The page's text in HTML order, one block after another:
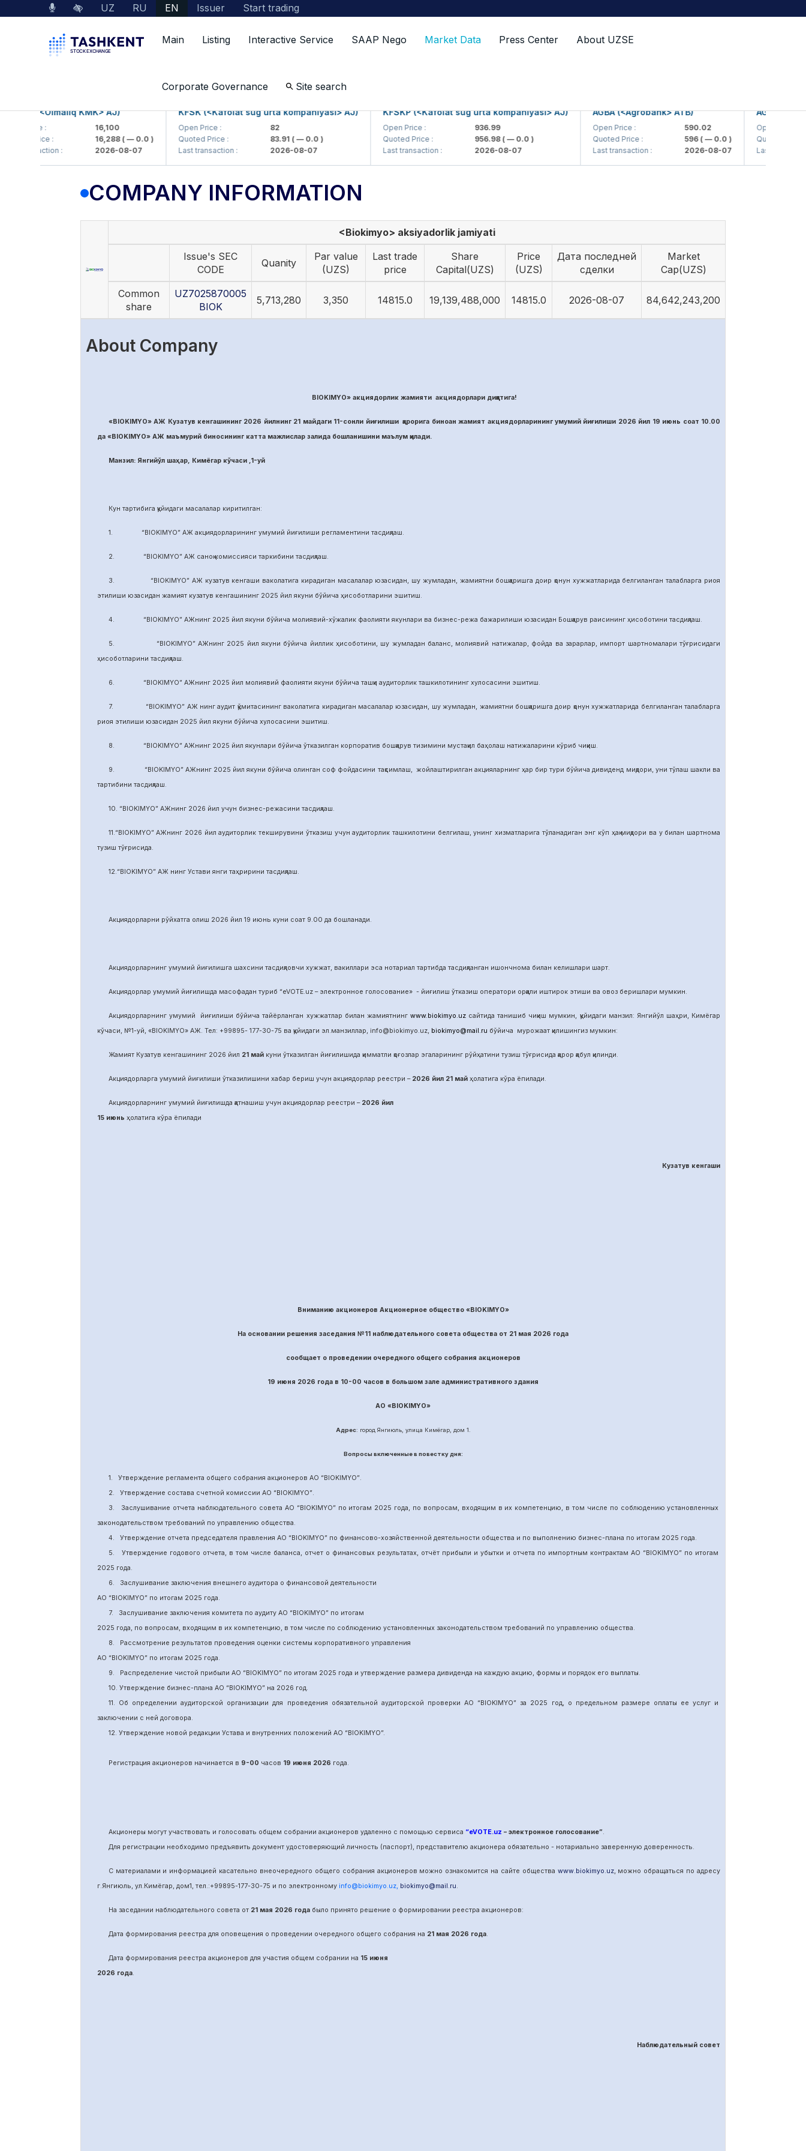
UZ RU EN Issuer Start trading
Main Listing Interactive Service SAAP Nego Market Data Press Center About UZSE
Corporate Governance Site search
Company Information
(<Olmaliq KMK> AJ)
16,100
16,288( — 0.0 )
:
2026-08-07
KFSK (<Kafolat sug'urta kompaniyasi> AJ)
Open Price :
Quoted Price :
83.91( — 0.0 )
Last transaction :
2026-08-07
KFSKP (<Kafolat sug'urta kompaniyasi> AJ)
Open Price :
936.99
Quoted Price :
956.98( — 0.0 )
Last transaction :
2026-08-07
AGBA (<Agrobank> ATB)
Open Price :
590.02
Quoted Price :
( — 0.0 )
Last transaction :
2026-08-07
AGBAP
Open Price :
Quoted Price :
Last transaction :
COMPANY INFORMATION
<Biokimyo> aksiyadorlik jamiyati
Issue's SEC
CODE
Quanity
Par value
(UZS)
Last trade
price
Share
Capital(UZS)
Price
(UZS)
Дата последней
сделки
Market
Cap(UZS)
Common
share
UZ7025870005
BIOK
5,713,280 3,350 14815.0 19,139,488,000 14815.0 2026-08-07 84,642,243,200
About Company
BIOKIMYO» акциядорлик жамияти акциядорлари диққатига!
«BIOKIMYO» АЖ Кузатув кенгашининг 2026 йилнинг 21 майдаги 11-сонли йиғилиши қарорига биноан жамият акциядорларининг умумий йиғилиши 2026 йил 19 июнь соат 10.00
да «BIOKIMYO» АЖ маъмурий биносининг катта мажлислар залида бошланишини маълум қилади.
Манзил: Янгийўл шаҳар, Кимёгар кўчаси ,1-уй
Кун тартибига қуйидаги масалалар киритилган:
1. “BIOKIMYO” АЖ акциядорларининг умумий йиғилиши регламентини тасдиқлаш.
2. “BIOKIMYO” АЖ саноқ комиссияси таркибини тасдиқлаш.
3. “BIOKIMYO” АЖ кузатув кенгаши ваколатига кирадиган масалалар юзасидан, шу жумладан, жамиятни бошқаришга доир қонун хужжатларида белгиланган талабларга риоя
этилиши юзасидан жамият кузатув кенгашининг 2025 йил якуни бўйича ҳисоботларини эшитиш.
4. “BIOKIMYO” АЖнинг 2025 йил якуни бўйича молиявий-хўжалик фаолияти якунлари ва бизнес-режа бажарилиши юзасидан Бошқарув раисининг ҳисоботини тасдиқлаш.
5. “BIOKIMYO” АЖнинг 2025 йил якуни бўйича йиллик ҳисоботини, шу жумладан баланс, молиявий натижалар, фойда ва зарарлар, импорт шартномалари тўғрисидаги
ҳисоботларини тасдиқлаш.
6. “BIOKIMYO” АЖнинг 2025 йил молиявий фаолияти якуни бўйича ташқи аудиторлик ташкилотининг хулосасини эшитиш.
7. “BIOKIMYO” АЖ нинг аудит қўмитасининг ваколатига кирадиган масалалар юзасидан, шу жумладан, жамиятни бошқаришга доир қонун хужжатларида белгиланган талабларга
риоя этилиши юзасидан 2025 йил якуни бўйича хулосасини эшитиш.
8. “BIOKIMYO” АЖнинг 2025 йил якунлари бўйича ўтказилган корпоратив бошқарув тизимини мустақил баҳолаш натижаларини кўриб чиқиш.
9. “BIOKIMYO” АЖнинг 2025 йил якуни бўйича олинган соф фойдасини тақсимлаш, жойлаштирилган акцияларнинг ҳар бир тури бўйича дивиденд миқдори, уни тўлаш шакли ва
тартибини тасдиқлаш.
10. “BIOKIMYO” АЖнинг 2026 йил учун бизнес-режасини тасдиқлаш.
11.“BIOKIMYO” АЖнинг 2026 йил аудиторлик текширувини ўтказиш учун аудиторлик ташкилотини белгилаш, унинг хизматларига тўланадиган энг кўп ҳақ миқдори ва у билан шартнома
тузиш тўғрисида.
12.“BIOKIMYO” АЖ нинг Устави янги таҳририни тасдиқлаш.
Акциядорларни рўйхатга олиш 2026 йил 19 июнь куни соат 9.00 да бошланади.
Акциядорларнинг умумий йиғилишга шахсини тасдиқловчи хужжат, вакиллари эса нотариал тартибда тасдиқланган ишончнома билан келишлари шарт.
Акциядорлар умумий йиғилишда масофадан туриб “eVOTE.uz – электронное голосование» - йиғилиш ўтказиш оператори орқали иштирок этиши ва овоз беришлари мумкин.
Акциядорларнинг умумий йиғилиши бўйича тайёрланган хужжатлар билан жамиятнинг www.biokimyo.uzсайтида танишиб чиқиш мумкин, қуйидаги манзил: Янгийўл шаҳри, Кимёгар
кўчаси, №1-уй, «BIOKIMYO» АЖ. Тел: +99895- 177-30-75 ва қуйидаги эл.манзиллар, info@biokimyo.uz, biokimyo@mail.ru бўйича мурожаат қилишингиз мумкин:
Жамият Кузатув кенгашининг 2026 йил 21 майкуни ўтказилган йиғилишида қимматли қоғозлар эгаларининг рўйҳатини тузиш тўғрисида қарор қабул қилинди.
Акциядорларга умумий йиғилиши ўтказилишини хабар бериш учун акциядорлар реестри – 2026 йил 21 майҳолатига кўра ёпилади.
Акциядорларнинг умумий йиғилишда қатнашиш учун акциядорлар реестри – 2026 йил
15 июнь ҳолатига кўра ёпилади
Кузатув кенгаши
Вниманию акционеров Акционерное общество «BIOKIMYO»
На основании решения заседания №11 наблюдательного совета общества от 21 мая 2026 года
сообщает о проведении очередного общего собрания акционеров
19 июня 2026 года в 10-00 часов в большом зале административного здания
АО «BIOKIMYO»
Адрес: город Янгиюль, улица Кимёгар, дом 1.
Вопросы включенные в повестку дня:
1. Утверждение регламента общего собрания акционеров АО “BIOKIMYO”.
2.
Утверждение состава счетной комиссии АО “BIOKIMYO”.
3.
Заслушивание отчета наблюдательного совета АО “BIOKIMYO”по итогам 2025 года, по вопросам, входящим в их компетенцию, в том числе по соблюдению установленных
законодательством требований по управлению общества.
4.
Утверждение отчета председателя правления АО “BIOKIMYO”по финансово-хозяйственной деятельности общества и по выполнению бизнес-плана по итогам 2025 года.
5.
Утверждение годового отчета, в том числе баланса, отчет о финансовых результатах, отчёт прибыли и убытки и отчета по импортным контрактам АО “BIOKIMYO” по итогам
2025 года.
6.
Заслушивание заключения внешнего аудитора о финансовой деятельности
АО “BIOKIMYO”по итогам 2025 года.
7.
Заслушивание заключения комитета по аудитуАО “BIOKIMYO”по итогам
2025 года, по вопросам, входящим в их компетенцию, в том числе по соблюдению установленных законодательством требований по управлению общества.
8.
Рассмотрение результатов проведения оценки системы корпоративного управления
АО “BIOKIMYO”по итогам 2025 года.
9.
Распределение чистой прибыли АО “BIOKIMYO”по итогам 2025 года и утверждение размера дивиденда на каждую акцию, формы и порядок его выплаты.
10. Утверждение бизнес-плана АО “BIOKIMYO”на 2026 год.
11.
Об определении аудиторской организации для проведения обязательной аудиторской проверки АО “BIOKIMYO” за 2025 год, о предельном размере оплаты ее услуг и
заключении с ней договора.
12. Утверждение новой редакции Устава и внутренних положений АО “BIOKIMYO”.
Регистрация акционеров начинается в 9-00 часов 19 июня 2026 года.
Акционеры могут участвовать и голосовать общем собрании акционеров удаленно с помощью сервиса “eVOTE.uz – электронное голосование”.
Для регистрации необходимо предъявить документ удостоверяющий личность (паспорт), представителю акционера обязательно - нотариально заверенную доверенность.
С материалами и информацией касательно внеочередного общего собрания акционеров можно ознакомится на сайте общества www.biokimyo.uz, можно обращаться по адресу
г.Янгиюль, ул.Кимёгар, дом1, тел.:+99895-177-30-75 и по электронному info@biokimyo.uz, biokimyo@mail.ru.
На заседании наблюдательного совета от 21 мая 2026 годабыло принято решение о формировании реестра акционеров:
Дата формирования реестра для оповещения о проведении очередного общего собрания на 21 мая 2026 года.
Дата формирования реестра акционеров для участия общем собрании на 15 июня
2026 года.
Наблюдательный совет